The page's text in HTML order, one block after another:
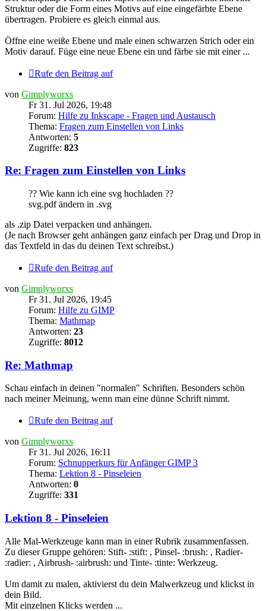
Struktur oder die Form eines Motivs auf eine eingefärbte Ebene
übertragen. Probiere es gleich einmal aus.
Öffne eine weiße Ebene und male einen schwarzen Strich oder ein
Motiv darauf. Füge eine neue Ebene ein und färbe sie mit einer ...
Rufe den Beitrag auf
von Gimplyworxs
Fr 31. Jul 2026, 19:48
Forum: Hilfe zu Inkscape - Fragen und Austausch
Thema: Fragen zum Einstellen von Links
Antworten: 5
Zugriffe: 823
Re: Fragen zum Einstellen von Links
?? Wie kann ich eine svg hochladen ??
svg.pdf ändern in .svg
als .zip Datei verpacken und anhängen.
(Je nach Browser geht anhängen ganz einfach per Drag und Drop in
das Textfeld in das du deinen Text schreibst.)
Rufe den Beitrag auf
von Gimplyworxs
Fr 31. Jul 2026, 19:45
Forum: Hilfe zu GIMP
Thema: Mathmap
Antworten: 23
Zugriffe: 8012
Re: Mathmap
Schau einfach in deinen "normalen" Schriften. Besonders schön
nach meiner Meinung, wenn man eine dünne Schrift nimmt.
Rufe den Beitrag auf
von Gimplyworxs
Fr 31. Jul 2026, 16:11
Forum: Schnupperkurs für Anfänger GIMP 3
Thema: Lektion 8 - Pinseleien
Antworten: 0
Zugriffe: 331
Lektion 8 - Pinseleien
Alle Mal-Werkzeuge kann man in einer Rubrik zusammenfassen.
Zu dieser Gruppe gehören: Stift- :stift: , Pinsel- :brush: , Radier-
:radier: , Airbrush- :airbrush: und Tinte- :tinte: Werkzeug.
Um damit zu malen, aktivierst du dein Malwerkzeug und klickst in
dein Bild.
Mit einzelnen Klicks werden ...